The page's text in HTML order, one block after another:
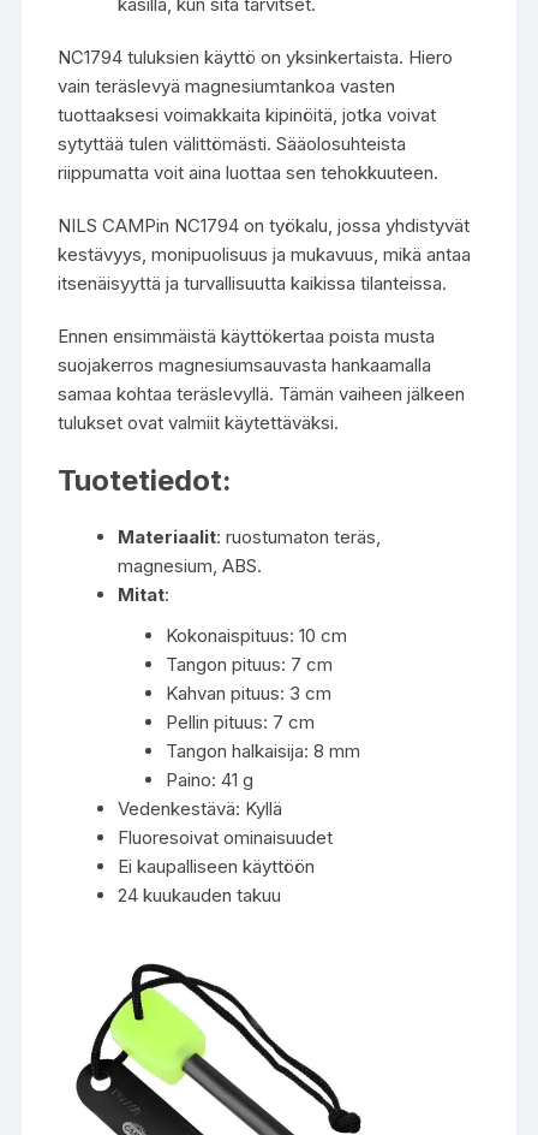
käsillä, kun sitä tarvitset.
NC1794 tuluksien käyttö on yksinkertaista. Hiero
vain teräslevyä magnesiumtankoa vasten
tuottaaksesi voimakkaita kipinöitä, jotka voivat
sytyttää tulen välittömästi. Sääolosuhteista
riippumatta voit aina luottaa sen tehokkuuteen.
NILS CAMPin NC1794 on työkalu, jossa yhdistyvät
kestävyys, monipuolisuus ja mukavuus, mikä antaa
itsenäisyyttä ja turvallisuutta kaikissa tilanteissa.
Ennen ensimmäistä käyttökertaa poista musta
suojakerros magnesiumsauvasta hankaamalla
samaa kohtaa teräslevyllä. Tämän vaiheen jälkeen
tulukset ovat valmiit käytettäväksi.
Tuotetiedot:
Materiaalit: ruostumaton teräs,
magnesium, ABS.
Mitat:
Kokonaispituus: 10 cm
Tangon pituus: 7 cm
Kahvan pituus: 3 cm
Pellin pituus: 7 cm
Tangon halkaisija: 8 mm
Paino: 41 g
Vedenkestävä: Kyllä
Fluoresoivat ominaisuudet
Ei kaupalliseen käyttöön
24 kuukauden takuu